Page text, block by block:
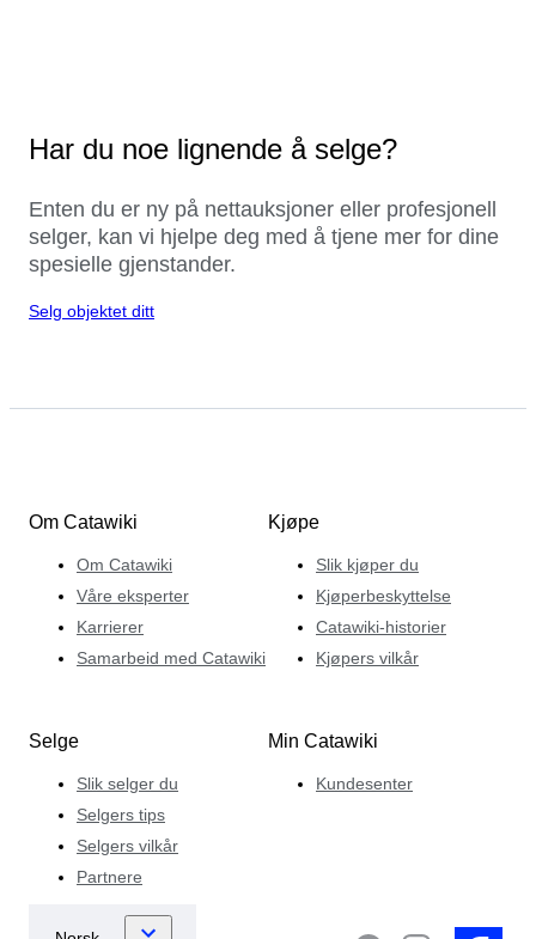
Har du noe lignende å selge?
Enten du er ny på nettauksjoner eller profesjonell
selger, kan vi hjelpe deg med å tjene mer for dine
spesielle gjenstander.
Selg objektet ditt
Om Catawiki
Om Catawiki
Våre eksperter
Karrierer
Samarbeid med Catawiki
Kjøpe
Slik kjøper du
Kjøperbeskyttelse
Catawiki-historier
Kjøpers vilkår
Selge
Slik selger du
Selgers tips
Selgers vilkår
Partnere
Min Catawiki
Kundesenter